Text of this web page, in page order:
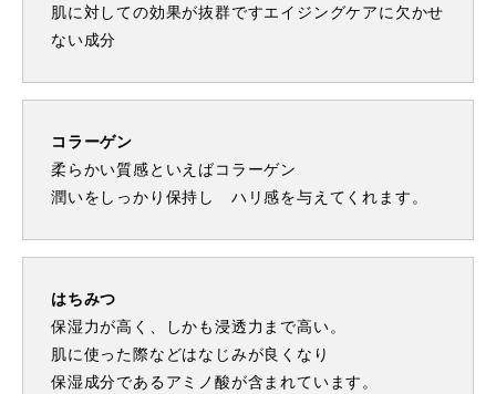
肌に対しての効果が抜群ですエイジングケアに欠かせ
ない成分
コラーゲン
柔らかい質感といえばコラーゲン
潤いをしっかり保持し ハリ感を与えてくれます。
はちみつ
保湿力が高く、しかも浸透力まで高い。
肌に使った際などはなじみが良くなり
保湿成分であるアミノ酸が含まれています。